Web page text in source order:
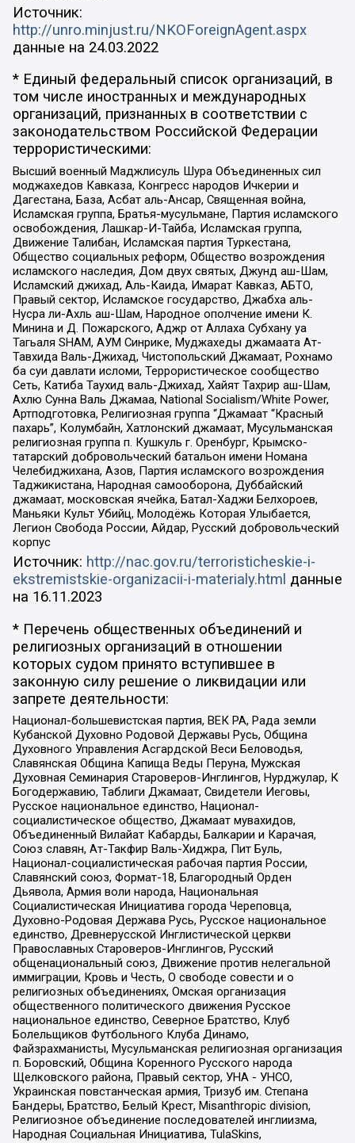
Источник:
http://unro.minjust.ru/NKOForeignAgent.aspx
данные на 24.03.2022
* Единый федеральный список организаций, в
том числе иностранных и международных
организаций, признанных в соответствии с
законодательством Российской Федерации
террористическими:
Высший военный Маджлисуль Шура Объединенных сил
моджахедов Кавказа, Конгресс народов Ичкерии и
Дагестана, База, Асбат аль-Ансар, Священная война,
Исламская группа, Братья-мусульмане, Партия исламского
освобождения, Лашкар-И-Тайба, Исламская группа,
Движение Талибан, Исламская партия Туркестана,
Общество социальных реформ, Общество возрождения
исламского наследия, Дом двух святых, Джунд аш-Шам,
Исламский джихад, Аль-Каида, Имарат Кавказ, АБТО,
Правый сектор, Исламское государство, Джабха аль-
Нусра ли-Ахль аш-Шам, Народное ополчение имени К.
Минина и Д. Пожарского, Аджр от Аллаха Субхану уа
Тагьаля SHAM, АУМ Синрике, Муджахеды джамаата Ат-
Тавхида Валь-Джихад, Чистопольский Джамаат, Рохнамо
ба суи давлати исломи, Террористическое сообщество
Сеть, Катиба Таухид валь-Джихад, Хайят Тахрир аш-Шам,
Ахлю Сунна Валь Джамаа, National Socialism/White Power,
Артподготовка, Религиозная группа “Джамаат “Красный
пахарь”, Колумбайн, Хатлонский джамаат, Мусульманская
религиозная группа п. Кушкуль г. Оренбург, Крымско-
татарский добровольческий батальон имени Номана
Челебиджихана, Азов, Партия исламского возрождения
Таджикистана, Народная самооборона, Дуббайский
джамаат, московская ячейка, Батал-Хаджи Белхороев,
Маньяки Культ Убийц, Молодёжь Которая Улыбается,
Легион Свобода России, Айдар, Русский добровольческий
корпус
Источник: http://nac.gov.ru/terroristicheskie-i-
ekstremistskie-organizacii-i-materialy.html данные
на 16.11.2023
* Перечень общественных объединений и
религиозных организаций в отношении
которых судом принято вступившее в
законную силу решение о ликвидации или
запрете деятельности:
Национал-большевистская партия, ВЕК РА, Рада земли
Кубанской Духовно Родовой Державы Русь, Община
Духовного Управления Асгардской Веси Беловодья,
Славянская Община Капища Веды Перуна, Мужская
Духовная Семинария Староверов-Инглингов, Нурджулар, К
Богодержавию, Таблиги Джамаат, Свидетели Иеговы,
Русское национальное единство, Национал-
социалистическое общество, Джамаат мувахидов,
Объединенный Вилайат Кабарды, Балкарии и Карачая,
Союз славян, Ат-Такфир Валь-Хиджра, Пит Буль,
Национал-социалистическая рабочая партия России,
Славянский союз, Формат-18, Благородный Орден
Дьявола, Армия воли народа, Национальная
Социалистическая Инициатива города Череповца,
Духовно-Родовая Держава Русь, Русское национальное
единство, Древнерусской Инглистической церкви
Православных Староверов-Инглингов, Русский
общенациональный союз, Движение против нелегальной
иммиграции, Кровь и Честь, О свободе совести и о
религиозных объединениях, Омская организация
общественного политического движения Русское
национальное единство, Северное Братство, Клуб
Болельщиков Футбольного Клуба Динамо,
Файзрахманисты, Мусульманская религиозная организация
п. Боровский, Община Коренного Русского народа
Щелковского района, Правый сектор, УНА - УНСО,
Украинская повстанческая армия, Тризуб им. Степана
Бандеры, Братство, Белый Крест, Misanthropic division,
Религиозное объединение последователей инглиизма,
Народная Социальная Инициатива, TulaSkins,